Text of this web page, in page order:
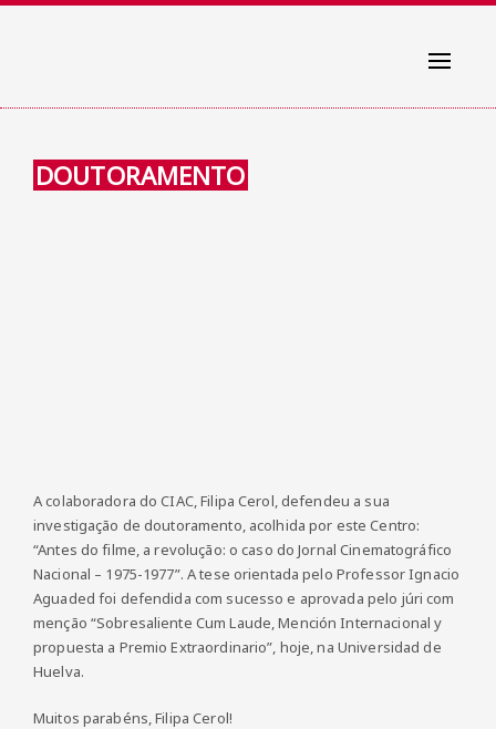
Toggle
DOUTORAMENTO
A colaboradora do CIAC, Filipa Cerol, defendeu a sua
investigação de doutoramento, acolhida por este Centro:
“Antes do filme, a revolução: o caso do Jornal Cinematográfico
Nacional – 1975-1977”. A tese orientada pelo Professor Ignacio
Aguaded foi defendida com sucesso e aprovada pelo júri com
menção “Sobresaliente Cum Laude, Mención Internacional y
propuesta a Premio Extraordinario”, hoje, na Universidad de
Huelva.
Muitos parabéns, Filipa Cerol!